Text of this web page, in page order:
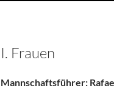
I. Frauen
Mannschaftsführer: